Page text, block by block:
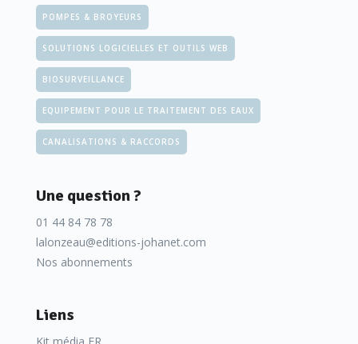
POMPES & BROYEURS
SOLUTIONS LOGICIELLES ET OUTILS WEB
BIOSURVEILLANCE
EQUIPEMENT POUR LE TRAITEMENT DES EAUX
CANALISATIONS & RACCORDS
Une question ?
01 44 84 78 78
lalonzeau@editions-johanet.com
Nos abonnements
Liens